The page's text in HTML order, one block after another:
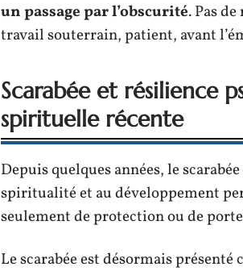
un passage par l’obscurité. Pas
travail souterrain, patient, avant
Scarabée et résilience
spirituelle récente
Depuis quelques années, le
spiritualité et au développement
seulement de protection ou de
Le scarabée est désormais présenté